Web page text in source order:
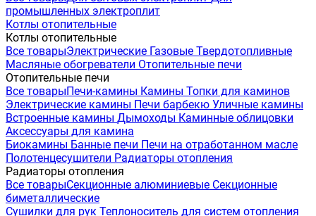
промышленных электроплит
Котлы отопительные
Котлы отопительные
Все товарыЭлектрические Газовые Твердотопливные
Масляные обогреватели Отопительные печи
Отопительные печи
Все товарыПечи-камины Камины Топки для каминов
Электрические камины Печи барбекю Уличные камины
Встроенные камины Дымоходы Каминные облицовки
Аксессуары для камина
Биокамины Банные печи Печи на отработанном масле
Полотенцесушители Радиаторы отопления
Радиаторы отопления
Все товарыСекционные алюминиевые Секционные
биметаллические
Сушилки для рук Теплоноситель для систем отопления